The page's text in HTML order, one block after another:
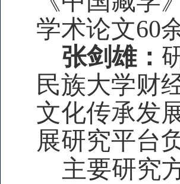
学术论文60
张剑雄：
民族大学财
文化传承发
展研究平台
主要研究